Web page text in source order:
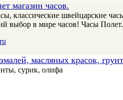
магазин часов.
классические швейцарские
выбор в мире часов! Часы
масляных красок,
сурик, олифа